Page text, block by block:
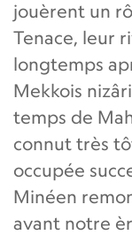
jouèrent un
Tenace, leur
longtemps
Mekkois
temps de
connut très
occupée
Minéen
avant notre